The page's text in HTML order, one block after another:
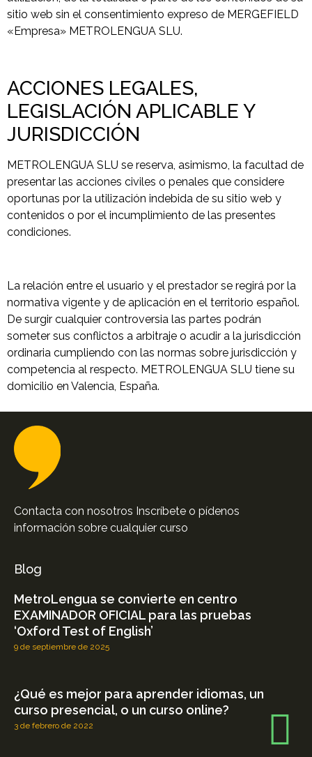
sitio web sin el consentimiento expreso de MERGEFIELD
«Empresa» METROLENGUA SLU.
ACCIONES LEGALES,
LEGISLACIÓN APLICABLE Y
JURISDICCIÓN
METROLENGUA SLU se reserva, asimismo, la facultad de
presentar las acciones civiles o penales que considere
oportunas por la utilización indebida de su sitio web y
contenidos o por el incumplimiento de las presentes
condiciones.
La relación entre el usuario y el prestador se regirá por la
normativa vigente y de aplicación en el territorio español.
De surgir cualquier controversia las partes podrán
someter sus conflictos a arbitraje o acudir a la jurisdicción
ordinaria cumpliendo con las normas sobre jurisdicción y
competencia al respecto. METROLENGUA SLU tiene su
domicilio en Valencia, España.
Contacta con nosotros Inscríbete o pídenos
información sobre cualquier curso
Blog
MetroLengua se convierte en centro
EXAMINADOR OFICIAL para las pruebas
‘Oxford Test of English’
9 de septiembre de 2025
¿Qué es mejor para aprender idiomas, un
curso presencial, o un curso online?
3 de febrero de 2022